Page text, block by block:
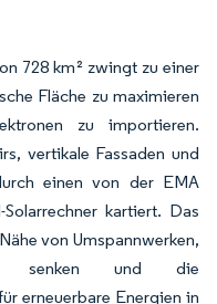
728 km² zwingt zu einer
Fläche zu maximieren
zu importieren.
vertikale Fassaden und
einen von der EMA
kartiert. Das
von Umspannwerken,
senken und die
erneuerbare Energien in